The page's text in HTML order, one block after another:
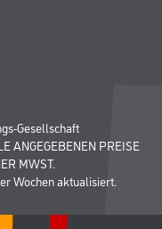
Gesellschaft
ANGEGEBENEN PREISE
MWST.
Wochen aktualisiert.